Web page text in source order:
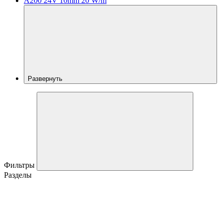
Развернуть
Фильтры
Разделы